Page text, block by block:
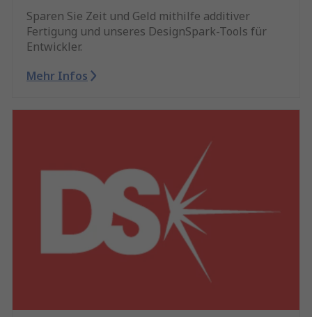
Sparen Sie Zeit und Geld mithilfe additiver
Fertigung und unseres DesignSpark-Tools für
Entwickler.
Mehr Infos